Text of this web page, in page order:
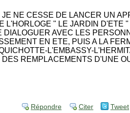
NE CESSE DE LANCER UN
" LE JARDIN D'ETE "
AVEC LES
EN ETE, PUIS A LA
L'EMBASSY-
REMPLACEMENTS D'UNE
Répondre Citer Tweet